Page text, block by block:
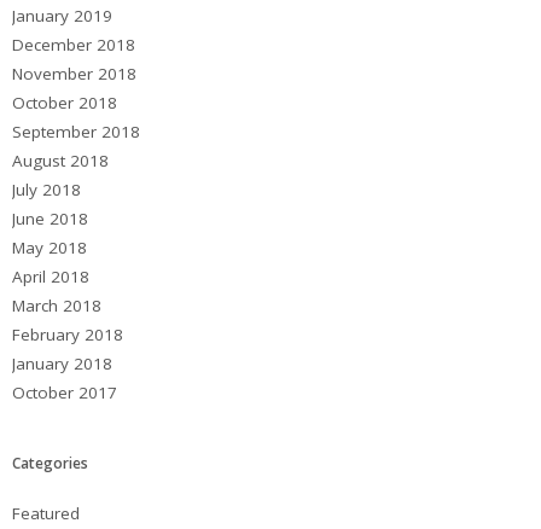
January 2019
December 2018
November 2018
October 2018
September 2018
August 2018
July 2018
June 2018
May 2018
April 2018
March 2018
February 2018
January 2018
October 2017
Categories
Featured